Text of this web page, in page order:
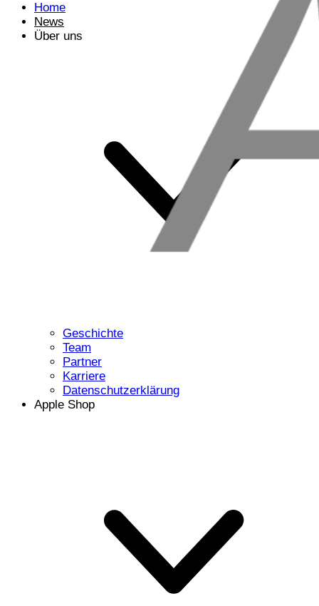
Home
News
Über uns
Geschichte
Team
Partner
Karriere
Datenschutzerklärung
Apple Shop